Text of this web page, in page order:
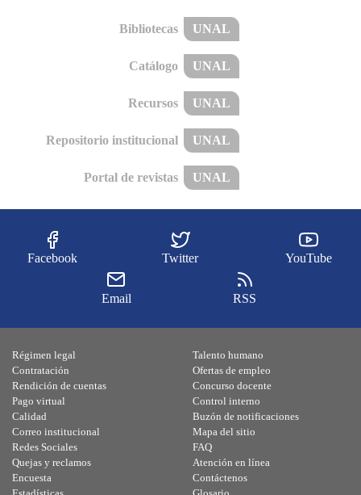
Bibliotecas UNAL
Catálogo UNAL
Recursos UNAL
Repositorio institucional UNAL
Portal de revistas UNAL
Facebook Twitter YouTube
Email RSS
Régimen legal
Contratación
Rendición de cuentas
Pago virtual
Calidad
Talento humano
Ofertas de empleo
Concurso docente
Control interno
Buzón de notificaciones
Correo institucional
Redes Sociales
Quejas y reclamos
Encuesta
Mapa del sitio
FAQ
Atención en línea
Contáctenos